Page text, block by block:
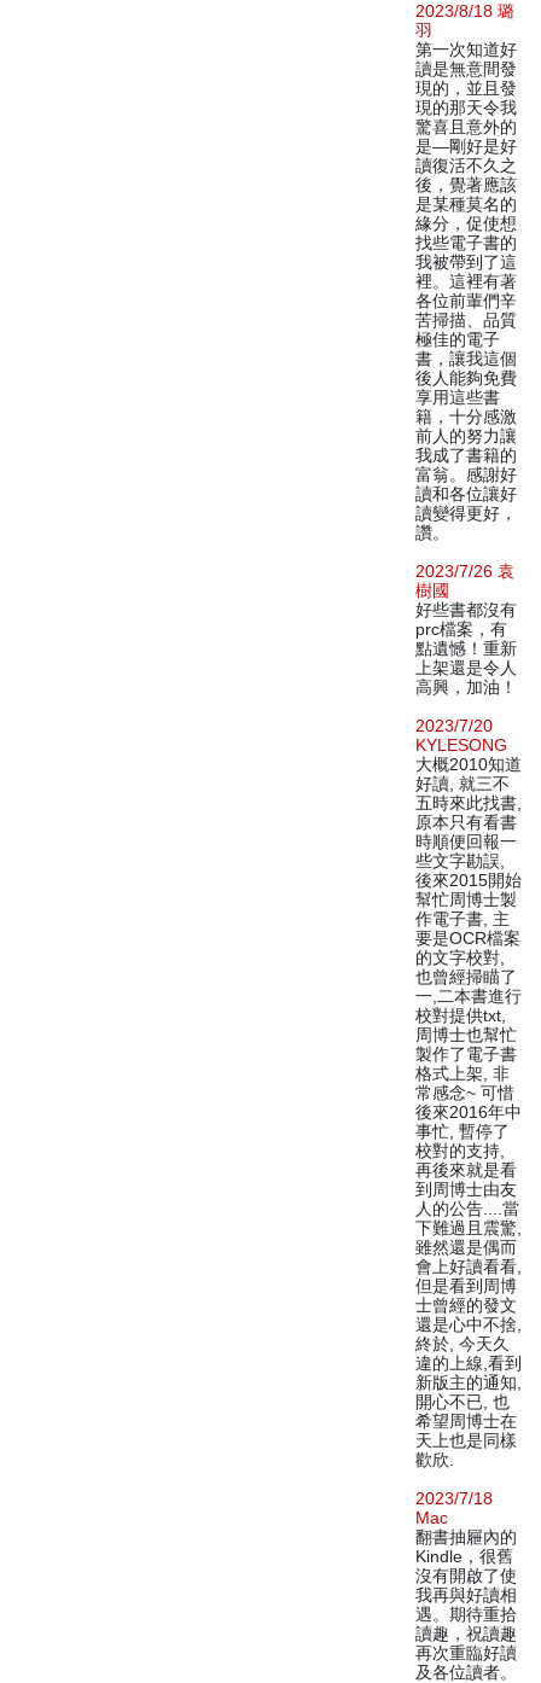
2023/8/18 璐
羽
第一次知道好
讀是無意間發
現的，並且發
現的那天令我
驚喜且意外的
是—剛好是好
讀復活不久之
後，覺著應該
是某種莫名的
緣分，促使想
找些電子書的
我被帶到了這
裡。這裡有著
各位前輩們辛
苦掃描、品質
極佳的電子
書，讓我這個
後人能夠免費
享用這些書
籍，十分感激
前人的努力讓
我成了書籍的
富翁。感謝好
讀和各位讓好
讀變得更好，
讚。
2023/7/26 袁
樹國
好些書都沒有
prc檔案，有
點遺憾！重新
上架還是令人
高興，加油！
2023/7/20
KYLESONG
大概2010知道
好讀, 就三不
五時來此找書,
原本只有看書
時順便回報一
些文字勘誤,
後來2015開始
幫忙周博士製
作電子書, 主
要是OCR檔案
的文字校對,
也曾經掃瞄了
一,二本書進行
校對提供txt,
周博士也幫忙
製作了電子書
格式上架, 非
常感念~ 可惜
後來2016年中
事忙, 暫停了
校對的支持,
再後來就是看
到周博士由友
人的公告....當
下難過且震驚,
雖然還是偶而
會上好讀看看,
但是看到周博
士曾經的發文
還是心中不捨,
終於, 今天久
違的上線,看到
新版主的通知,
開心不已, 也
希望周博士在
天上也是同樣
歡欣.
2023/7/18
Mac
翻書抽屜內的
Kindle，很舊
沒有開啟了使
我再與好讀相
遇。期待重拾
讀趣，祝讀趣
再次重臨好讀
及各位讀者。